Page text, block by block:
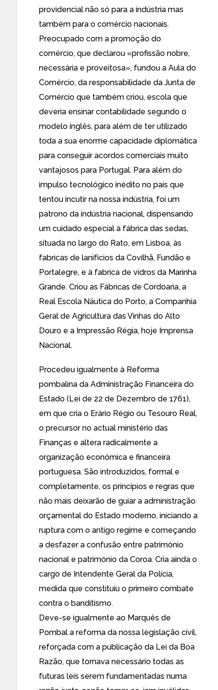
providencial não só para a indústria mas
também para o comércio nacionais.
Preocupado com a promoção do
comércio, que declarou «profissão nobre,
necessária e proveitosa», fundou a Aula do
Comércio, da responsabilidade da Junta de
Comércio que também criou, escola que
deveria ensinar contabilidade segundo o
modelo inglês, para além de ter utilizado
toda a sua enorme capacidade diplomática
para conseguir acordos comerciais muito
vantajosos para Portugal. Para além do
impulso tecnológico inédito no país que
tentou incutir na nossa indústria, foi um
patrono da indústria nacional, dispensando
um cuidado especial à fábrica das sedas,
situada no largo do Rato, em Lisboa, às
fabricas de lanifícios da Covilhã, Fundão e
Portalegre, e à fabrica de vidros da Marinha
Grande. Criou as Fábricas de Cordoaria, a
Real Escola Náutica do Porto, a Companhia
Geral de Agricultura das Vinhas do Alto
Douro e a Impressão Régia, hoje Imprensa
Nacional.
Procedeu igualmente à Reforma
pombalina da Administração Financeira do
Estado (Lei de 22 de Dezembro de 1761),
em que cria o Erário Régio ou Tesouro Real,
o precursor no actual ministério das
Finanças e altera radicalmente a
organização económica e financeira
portuguesa. São introduzidos, formal e
completamente, os princípios e regras que
não mais deixarão de guiar a administração
orçamental do Estado moderno, iniciando a
ruptura com o antigo regime e começando
a desfazer a confusão entre património
nacional e património da Coroa. Cria ainda o
cargo de Intendente Geral da Polícia,
medida que constituiu o primeiro combate
contra o banditismo.
Deve-se igualmente ao Marquês de
Pombal a reforma da nossa legislação civil,
reforçada com a publicação da Lei da Boa
Razão, que tornava necessário todas as
futuras leis serem fundamentadas numa